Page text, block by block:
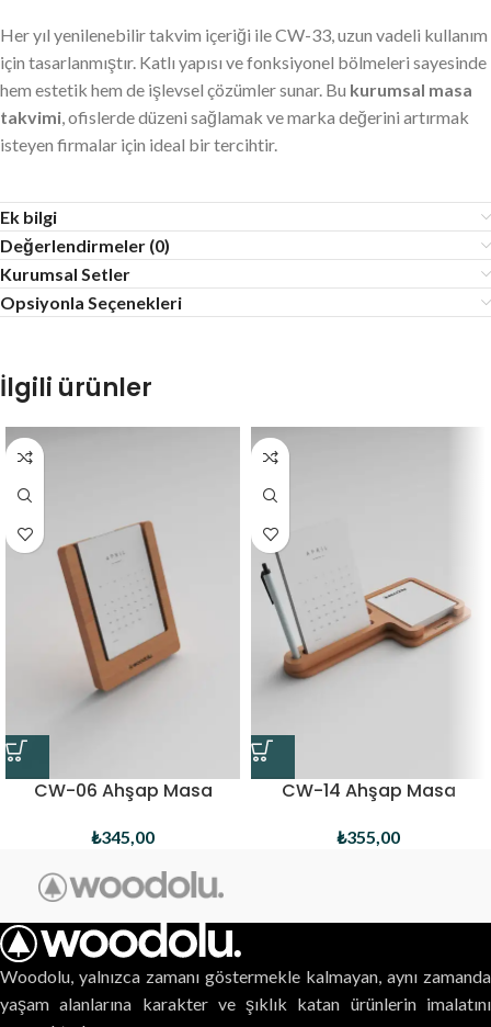
Her yıl yenilenebilir takvim içeriği ile CW-33, uzun vadeli kullanım
için tasarlanmıştır. Katlı yapısı ve fonksiyonel bölmeleri sayesinde
hem estetik hem de işlevsel çözümler sunar. Bu kurumsal masa
takvimi, ofislerde düzeni sağlamak ve marka değerini artırmak
isteyen firmalar için ideal bir tercihtir.
Ek bilgi
Değerlendirmeler (0)
Kurumsal Setler
Opsiyonla Seçenekleri
İlgili ürünler
CW-06 Ahşap Masa
₺345,00
CW-14 Ahşap Masa
₺355,00
Woodolu, yalnızca zamanı göstermekle kalmayan, aynı zamanda
yaşam alanlarına karakter ve şıklık katan ürünlerin imalatını